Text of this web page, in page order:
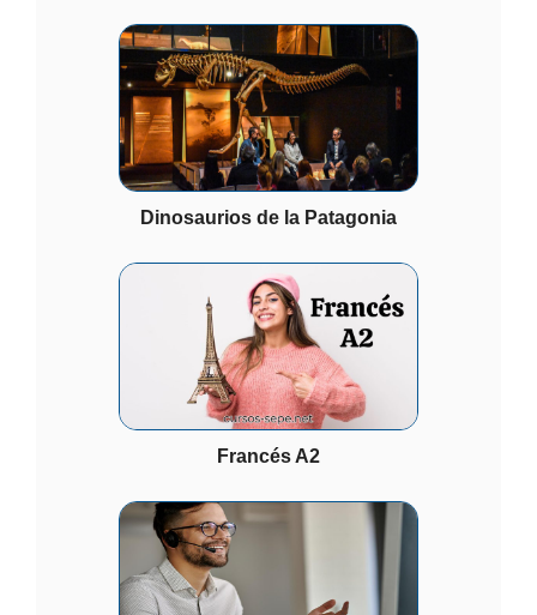
Dinosaurios de la Patagonia
Francés A2